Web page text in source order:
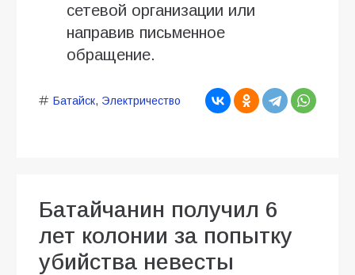
сетевой организации или
направив письменное
обращение.
Батайск, Электричество
Батайчанин получил 6
лет колонии за попытку
убийства невесты